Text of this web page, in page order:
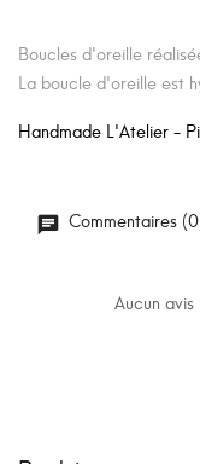
Boucles d'oreille
La boucle d'oreille est
Handmade L'Atelier -
Commentaires
Aucun